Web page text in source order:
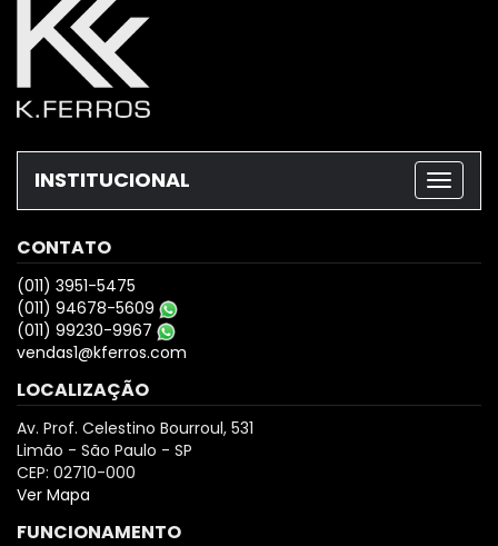
INSTITUCIONAL
CONTATO
(011) 3951-5475
(011) 94678-5609
(011) 99230-9967
vendas1@kferros.com
LOCALIZAÇÃO
Av. Prof. Celestino Bourroul, 531
Limão - São Paulo - SP
CEP: 02710-000
Ver Mapa
FUNCIONAMENTO